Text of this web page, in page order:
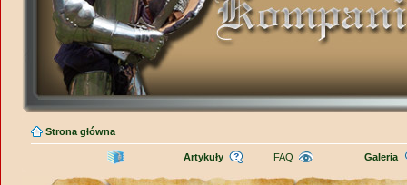
Strona główna
Artykuły FAQ Galeria